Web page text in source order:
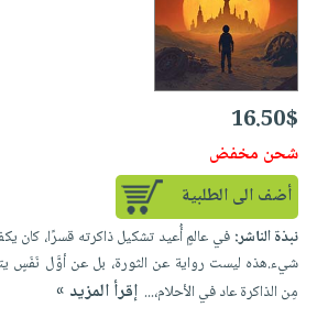
16.50$
شحن مخفض
أضف الى الطلبية
نبذة الناشر: في عالمٍ أُعيد تشكيل ذاكرته قسرًا، كان
شيء.هذه ليست رواية عن الثورة، بل عن أوَّل نَفَسٍ
مِن الذاكرة عاد في الأحلام،... إقرأ المزيد »